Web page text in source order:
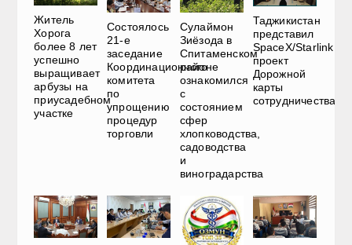
Житель
Хорога
более 8 лет
успешно
выращивает
арбузы на
приусадебном
участке
Состоялось
21-е
заседание
Координационного
комитета
по
упрощению
процедур
торговли
Сулаймон
Зиёзода в
Спитаменском
районе
ознакомился
с
состоянием
сфер
хлопководства,
садоводства
и
виноградарства
Таджикистан
представил
SpaceX/Starlink
проект
Дорожной
карты
сотрудничества